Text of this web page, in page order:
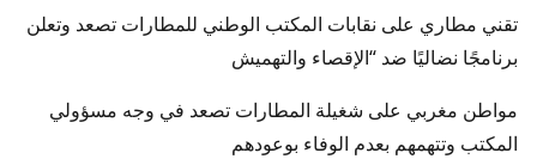
تقني مطاري على نقابات المكتب الوطني للمطارات تصعد وتعلن
برنامجًا نضاليًا ضد “الإقصاء والتهميش
مواطن مغربي على شغيلة المطارات تصعد في وجه مسؤولي
المكتب وتتهمهم بعدم الوفاء بوعودهم